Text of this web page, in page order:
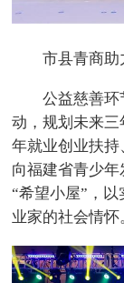
市县青商助
公益慈善环
动，规划未来
年就业创业扶
向福建省青少
“希望小屋”，
业家的社会情怀